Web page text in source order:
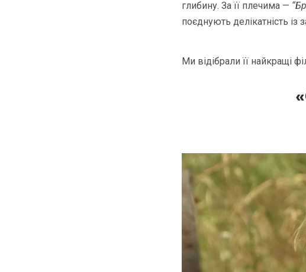
глибину. За її плечима —
поєднують делікатність із
Ми відібрали її найкращі